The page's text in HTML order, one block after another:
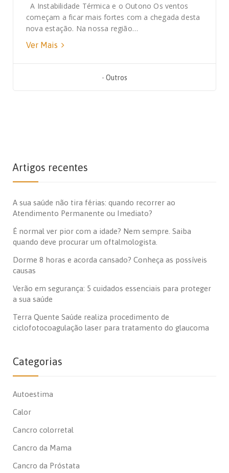
A Instabilidade Térmica e o Outono Os ventos
começam a ficar mais fortes com a chegada desta
nova estação. Na nossa região…
Ver Mais
- Outros
Artigos recentes
A sua saúde não tira férias: quando recorrer ao
Atendimento Permanente ou Imediato?
É normal ver pior com a idade? Nem sempre. Saiba
quando deve procurar um oftalmologista.
Dorme 8 horas e acorda cansado? Conheça as possíveis
causas
Verão em segurança: 5 cuidados essenciais para proteger
a sua saúde
Terra Quente Saúde realiza procedimento de
ciclofotocoagulação laser para tratamento do glaucoma
Categorias
Autoestima
Calor
Cancro colorretal
Cancro da Mama
Cancro da Próstata